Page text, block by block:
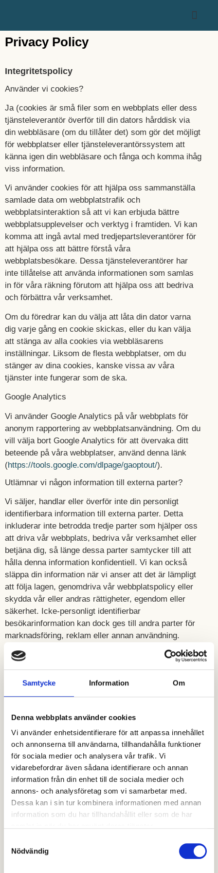
Samtycke Information Om
Denna webbplats använder cookies
Vi använder enhetsidentifierare för att anpassa innehållet
och annonserna till användarna, tillhandahålla funktioner
för sociala medier och analysera vår trafik. Vi
vidarebefordrar även sådana identifierare och annan
information från din enhet till de sociala medier och
annons- och analysföretag som vi samarbetar med.
Dessa kan i sin tur kombinera informationen med annan
information som du har tillhandahållit eller som de har
Nödvändig
Privacy Policy
Integritetspolicy
Använder vi cookies?
Ja (cookies är små filer som en webbplats eller dess
tjänsteleverantör överför till din dators hårddisk via
din webbläsare (om du tillåter det) som gör det möjligt
för webbplatser eller tjänsteleverantörssystem att
känna igen din webbläsare och fånga och komma ihåg
viss information.
Vi använder cookies för att hjälpa oss sammanställa
samlade data om webbplatstrafik och
webbplatsinteraktion så att vi kan erbjuda bättre
webbplatsupplevelser och verktyg i framtiden. Vi kan
komma att ingå avtal med tredjepartsleverantörer för
att hjälpa oss att bättre förstå våra
webbplatsbesökare. Dessa tjänsteleverantörer har
inte tillåtelse att använda informationen som samlas
in för våra räkning förutom att hjälpa oss att bedriva
och förbättra vår verksamhet.
Om du föredrar kan du välja att låta din dator varna
dig varje gång en cookie skickas, eller du kan välja
att stänga av alla cookies via webbläsarens
inställningar. Liksom de flesta webbplatser, om du
stänger av dina cookies, kanske vissa av våra
tjänster inte fungerar som de ska.
Google Analytics
Vi använder Google Analytics på vår webbplats för
anonym rapportering av webbplatsanvändning. Om du
vill välja bort Google Analytics för att övervaka ditt
beteende på våra webbplatser, använd denna länk
(https://tools.google.com/dlpage/gaoptout/).
Utlämnar vi någon information till externa parter?
Vi säljer, handlar eller överför inte din personligt
identifierbara information till externa parter. Detta
inkluderar inte betrodda tredje parter som hjälper oss
att driva vår webbplats, bedriva vår verksamhet eller
betjäna dig, så länge dessa parter samtycker till att
hålla denna information konfidentiell. Vi kan också
släppa din information när vi anser att det är lämpligt
att följa lagen, genomdriva vår webbplatspolicy eller
skydda vår eller andras rättigheter, egendom eller
säkerhet. Icke-personligt identifierbar
besökarinformation kan dock ges till andra parter för
marknadsföring, reklam eller annan användning.
Personuppgifter
Vi samlar in information från dig när du registrerar dig
på vår webbplats eller gör en beställning.
kan du bli ombedd att ange ditt namn, e-postadress
eller postadress.
Vad använder vi din information till?
All information vi samlar in från dig kan användas på
något av följande sätt:
Att anpassa din upplevelse.
(din information hjälper oss att bättre svara på dina
webbplatserbjudanden baserat på den information och